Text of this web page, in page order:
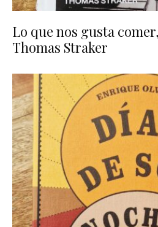
Lo que nos gusta
Thomas Straker